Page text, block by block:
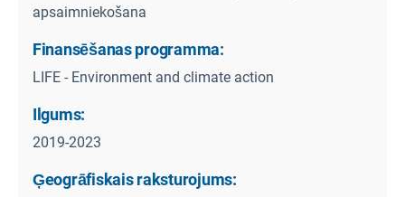
apsaimniekošana
Finansēšanas programma:
LIFE - Environment and climate action
Ilgums:
2019-2023
Ģeogrāfiskais raksturojums: